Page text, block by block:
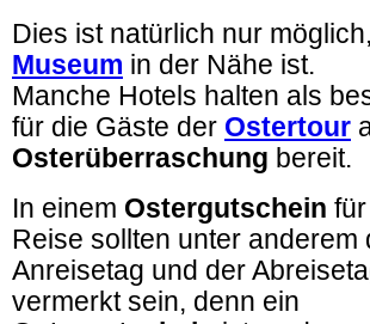
Dies ist natürlich nur
Museum in der Nähe ist.
Manche Hotels halten als
für die Gäste der Ostertour
Osterüberraschung bereit.
In einem Ostergutschein
Reise sollten unter anderem
Anreisetag und der
vermerkt sein, denn ein